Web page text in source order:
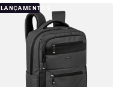
LANÇAMENTOS